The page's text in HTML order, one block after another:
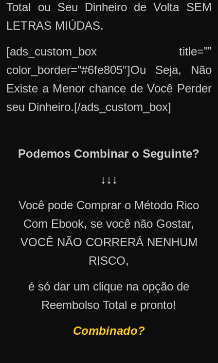
Total ou Seu Dinheiro de Volta SEM
LETRAS MIÚDAS.
[ads_custom_box title=””
color_border=”#6fe805″]Ou Seja, Não
Existe a Menor chance de Você Perder
seu Dinheiro.[/ads_custom_box]
Podemos Combinar o Seguinte?
↓↓↓
Você pode Comprar o Método Rico
Com Ebook, se você não Gostar,
VOCÊ NÃO CORRERÁ NENHUM
RISCO,
é só dar um clique na opção de
Reembolso Total e pronto!
Combinado?